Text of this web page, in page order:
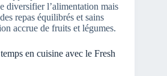
diversifier l’alimentation mais
repas équilibrés et sains
accrue de fruits et légumes.
en cuisine avec le Fresh